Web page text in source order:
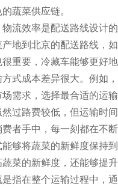
蔬菜供应链。
流效率是配送路线设
地到北京的配送路线
重要，冷藏车能够更好
式成本差异很大。例
需求，选择最合适的
过路费较低，但运输时
者手中，每一刻都在
够将蔬菜的新鲜度保
菜的新鲜度，还能够提升
指在整个运输过程中